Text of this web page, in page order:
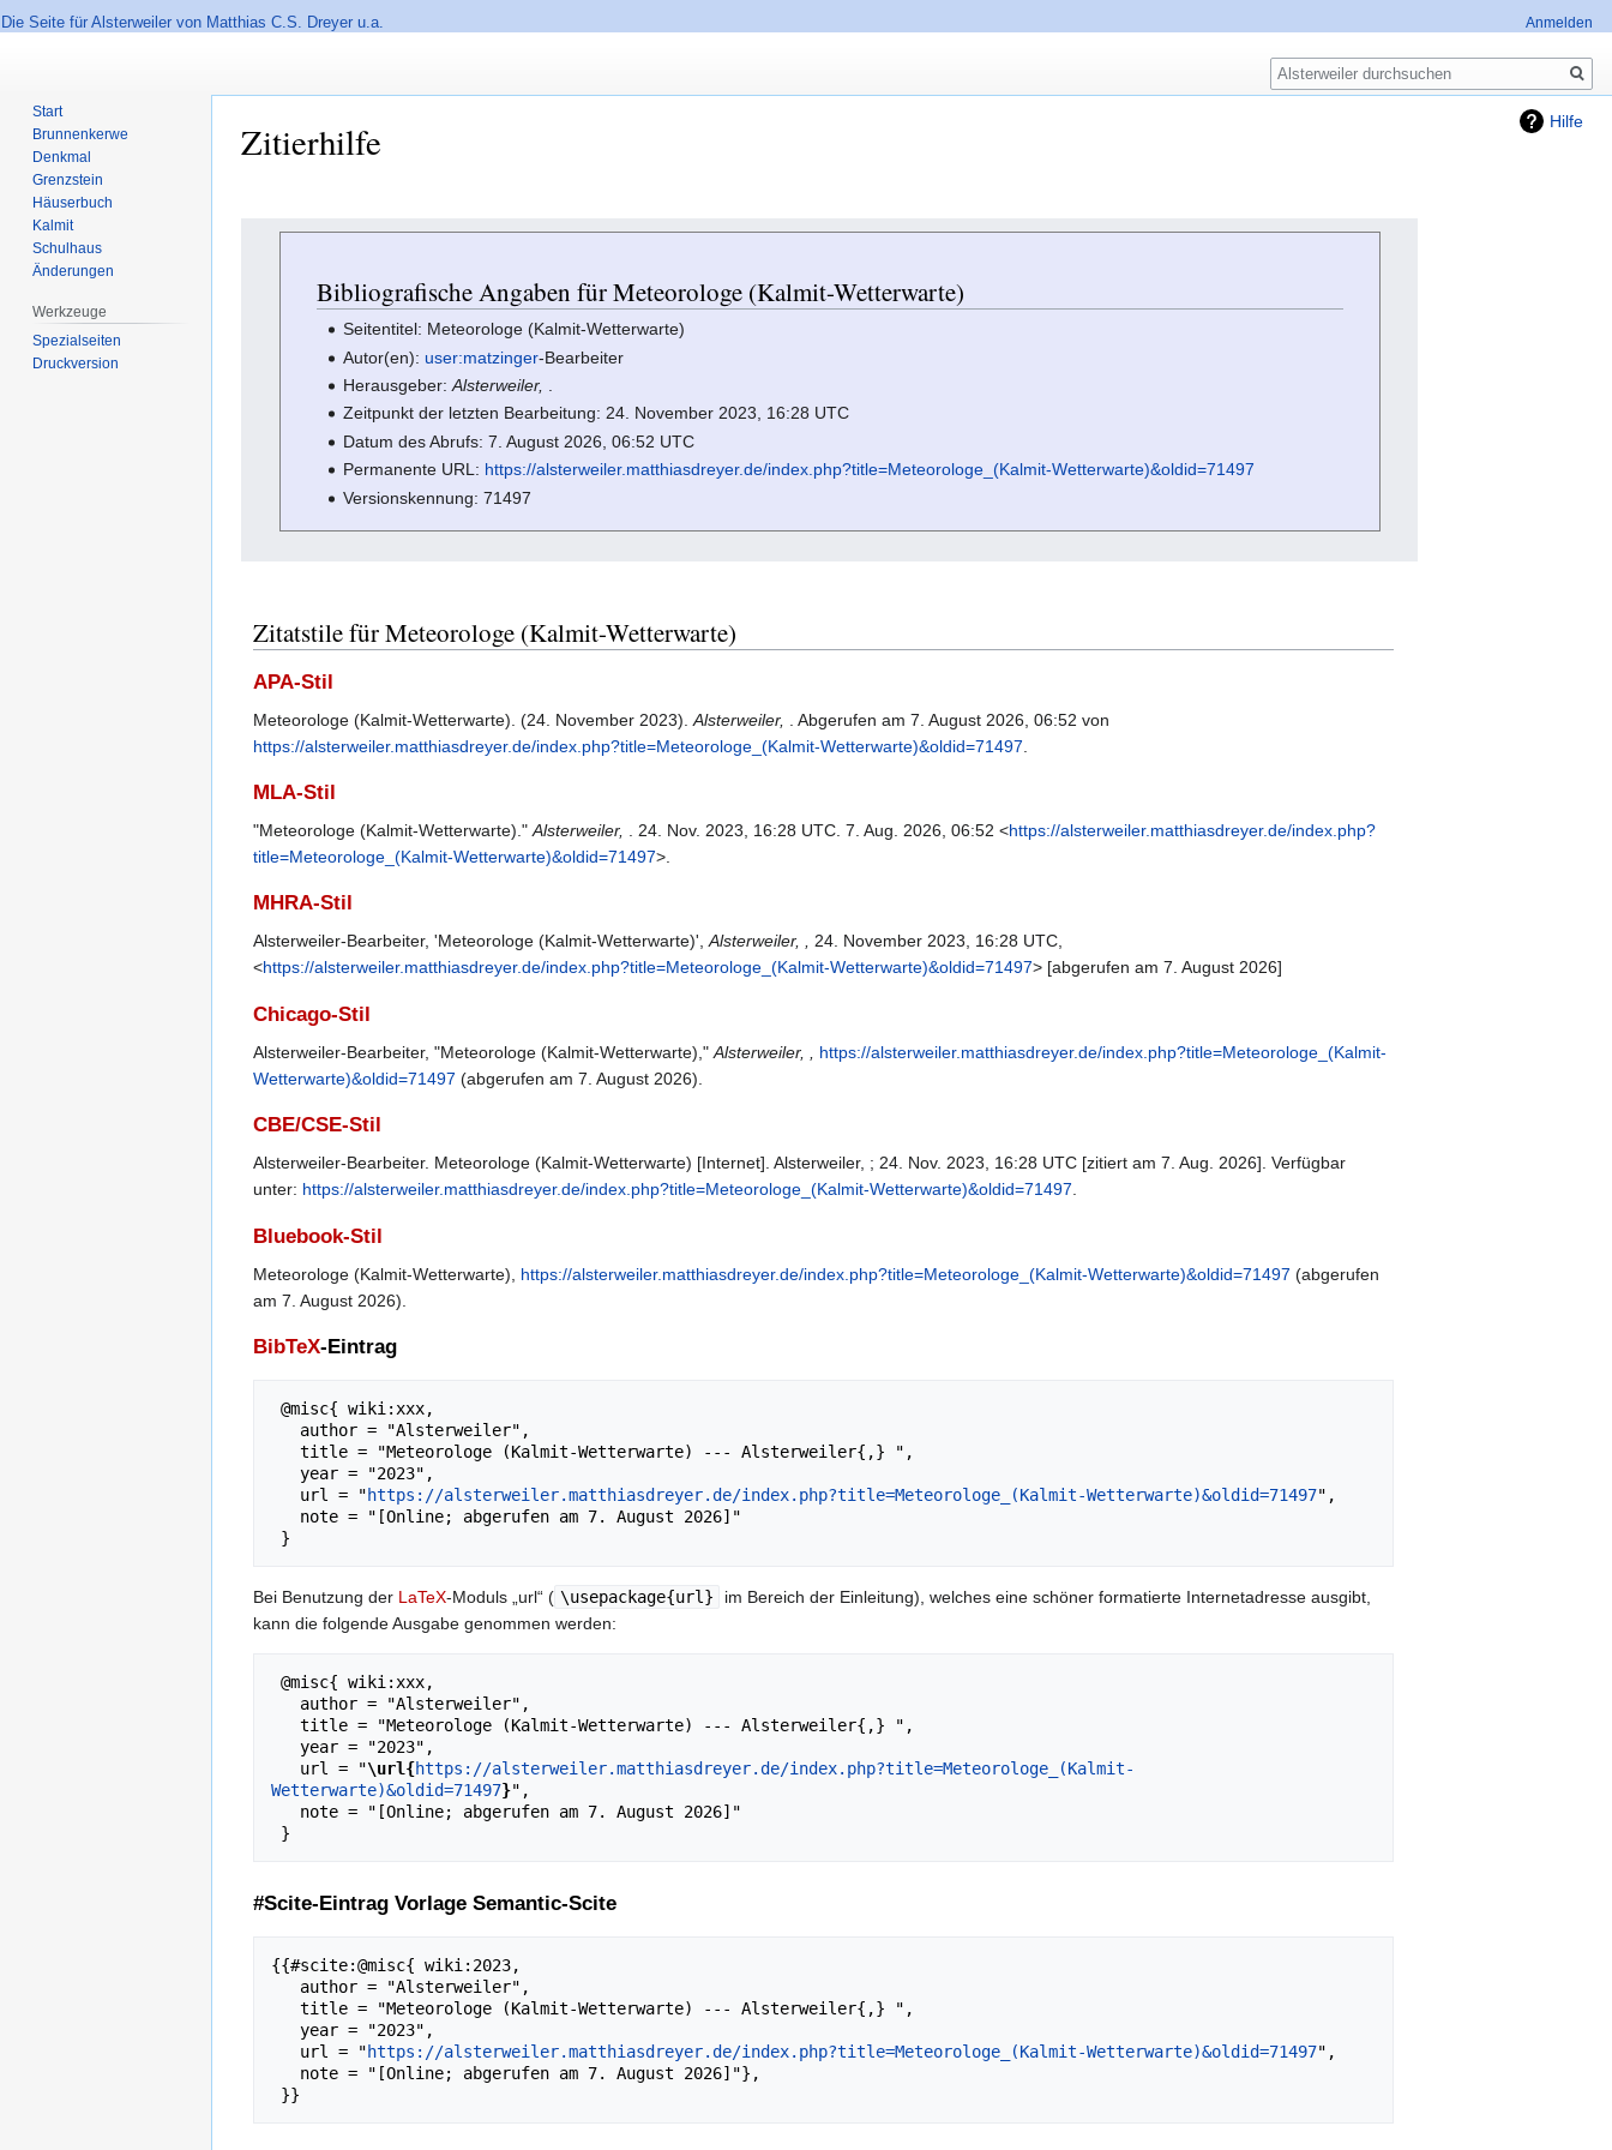
Die Seite für Alsterweiler von Matthias C.S. Dreyer u.a.
Hilfe
Zitierhilfe
Bibliografische Angaben für Meteorologe (Kalmit-Wetterwarte)
Seitentitel: Meteorologe (Kalmit-Wetterwarte)
Autor(en): user:matzinger-Bearbeiter
Herausgeber: Alsterweiler,
Zeitpunkt der letzten Bearbeitung: 24. November 2023, 16:28 UTC
Datum des Abrufs: 7. August 2026, 06:52 UTC
Permanente URL: https://alsterweiler.matthiasdreyer.de/index.php?title=Meteorologe_(Kalmit-Wetterwarte)&oldid=71497
Versionskennung: 71497
Zitatstile für Meteorologe (Kalmit-Wetterwarte)
APA-Stil
Meteorologe (Kalmit-Wetterwarte). (24. November 2023). Alsterweiler,
. Abgerufen am 7. August 2026, 06:52 von
https://alsterweiler.matthiasdreyer.de/index.php?title=Meteorologe_(Kalmit-Wetterwarte)&oldid=71497
MLA-Stil
"Meteorologe (Kalmit-Wetterwarte)." Alsterweiler, . 24. Nov. 2023, 16:28 UTC. 7. Aug. 2026, 06:52 <https://alsterweiler.matthiasdreyer.de/index.php?
title=Meteorologe_(Kalmit-Wetterwarte)&oldid=71497>.
MHRA-Stil
Alsterweiler-Bearbeiter, 'Meteorologe (Kalmit-Wetterwarte)',Alsterweiler, , 24. November 2023, 16:28 UTC,
<https://alsterweiler.matthiasdreyer.de/index.php?title=Meteorologe_(Kalmit-Wetterwarte)&oldid=71497> [abgerufen am 7. August 2026]
Chicago-Stil
Alsterweiler-Bearbeiter, "Meteorologe (Kalmit-Wetterwarte)," Alsterweiler, ,
https://alsterweiler.matthiasdreyer.de/index.php?title=Meteorologe_(Kalmit-
Wetterwarte)&oldid=71497 (abgerufen am 7. August 2026).
CBE/CSE-Stil
Alsterweiler-Bearbeiter. Meteorologe (Kalmit-Wetterwarte) [Internet]. Alsterweiler, ; 24. Nov. 2023, 16:28 UTC [zitiert am 7. Aug. 2026]. Verfügbar
unter: https://alsterweiler.matthiasdreyer.de/index.php?title=Meteorologe_(Kalmit-Wetterwarte)&oldid=71497
Bluebook-Stil
Meteorologe (Kalmit-Wetterwarte), https://alsterweiler.matthiasdreyer.de/index.php?title=Meteorologe_(Kalmit-Wetterwarte)&oldid=71497 (abgerufen
am 7. August 2026).
BibTeX-Eintrag
   url = "
https://alsterweiler.matthiasdreyer.de/index.php?title=Meteorologe_(Kalmit-Wetterwarte)&oldid=71497",
Bei Benutzung der LaTeX-Moduls „url“ ( \usepackage{url}
im Bereich der Einleitung), welches eine schöner formatierte Internetadresse ausgibt,
kann die folgende Ausgabe genommen werden:
   url = "
\url{https://alsterweiler.matthiasdreyer.de/index.php?title=Meteorologe_(Kalmit-
Wetterwarte)&oldid=71497}",
#Scite-Eintrag Vorlage Semantic-Scite
{{#scite:@misc{ wiki:2023,
   url = "
https://alsterweiler.matthiasdreyer.de/index.php?title=Meteorologe_(Kalmit-Wetterwarte)&oldid=71497",
Anmelden
Suche
Start
Brunnenkerwe
Denkmal
Grenzstein
Häuserbuch
Kalmit
Schulhaus
Änderungen
Werkzeuge
Spezialseiten
Druckversion